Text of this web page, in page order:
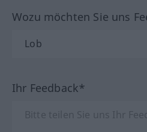
Wozu möchten Sie uns
Ihr Feedback*